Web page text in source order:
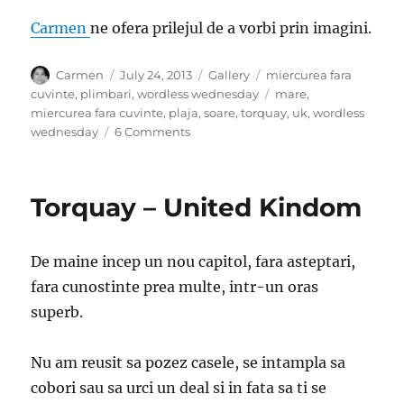
Carmenne ofera prilejul de a vorbi prin imagini.
Author
Carmen
Posted
on
July 24, 2013 Format
Gallery Categories
miercurea fara
cuvinte, plimbari,wordless wednesday Tags
mare,
miercurea fara cuvinte, plaja,soare,torquay, uk,wordless
wednesday
6 Commentson
–
cuvinte
Torquay – United Kindom
De maine incep un nou capitol, fara asteptari,
fara cunostinte prea multe, intr-un oras
superb.
Nu am reusit sa pozez casele, se intampla sa
cobori sau sa urci un deal si in fata sa ti se